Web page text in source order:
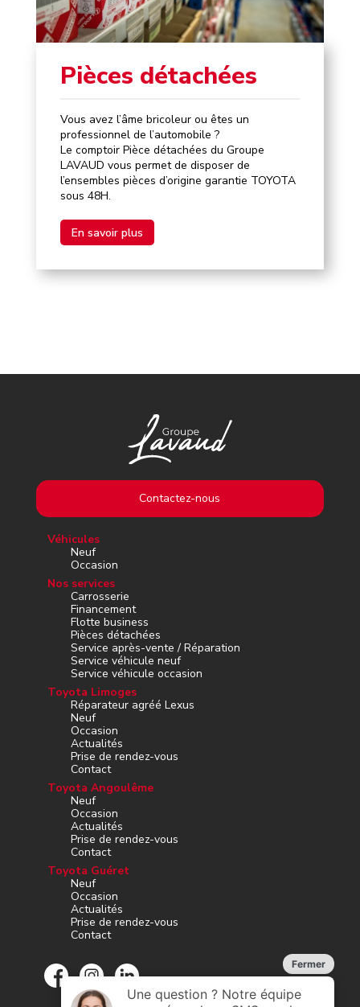
Pièces détachées
Vous avez l’âme bricoleur ou êtes un
professionnel de l’automobile ?
Le comptoir Pièce détachées du Groupe
LAVAUD vous permet de disposer de
l’ensembles pièces d’origine garantie TOYOTA
sous 48H.
En savoir plus
Contactez-nous
Véhicules
Neuf
Occasion
Nos services
Carrosserie
Financement
Flotte business
Pièces détachées
Service après-vente / Réparation
Service véhicule neuf
Service véhicule occasion
Toyota Limoges
Réparateur agréé Lexus
Neuf
Occasion
Actualités
Prise de rendez-vous
Contact
Toyota Angoulême
Neuf
Occasion
Actualités
Prise de rendez-vous
Contact
Toyota Guéret
Neuf
Occasion
Actualités
Prise de rendez-vous
Contact